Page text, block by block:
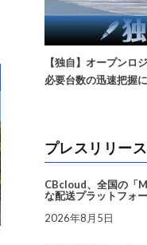
【独自】オープンロ
必要台数の迅速把握
プレスリリー
CBcloud、全国の「
な配送プラットフォ
2026年8月5日